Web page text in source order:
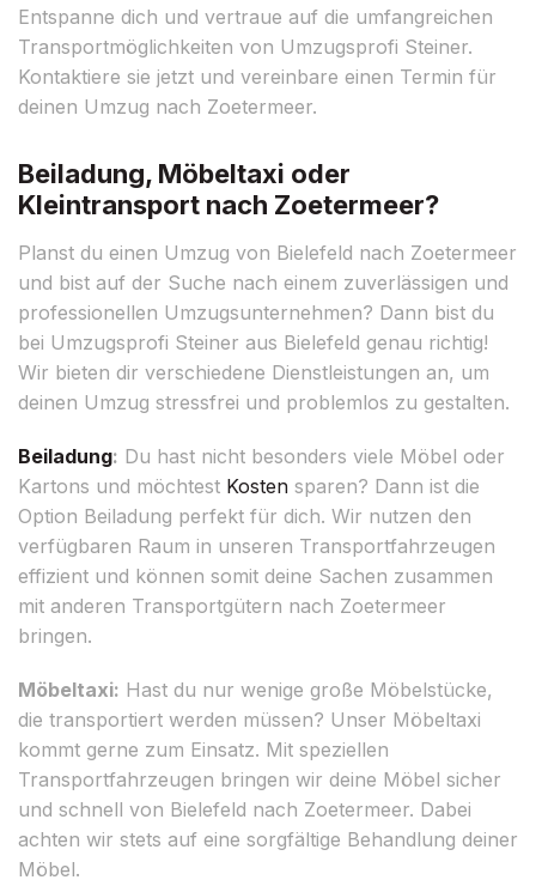
Entspanne dich und vertraue auf die umfangreichen
Transportmöglichkeiten von Umzugsprofi Steiner.
Kontaktiere sie jetzt und vereinbare einen Termin für
deinen Umzug nach Zoetermeer.
Beiladung, Möbeltaxi oder
Kleintransport nach Zoetermeer?
Planst du einen Umzug von Bielefeld nach Zoetermeer
und bist auf der Suche nach einem zuverlässigen und
professionellen Umzugsunternehmen? Dann bist du
bei Umzugsprofi Steiner aus Bielefeld genau richtig!
Wir bieten dir verschiedene Dienstleistungen an, um
deinen Umzug stressfrei und problemlos zu gestalten.
Beiladung: Du hast nicht besonders viele Möbel oder
Kartons und möchtest Kosten sparen? Dann ist die
Option Beiladung perfekt für dich. Wir nutzen den
verfügbaren Raum in unseren Transportfahrzeugen
effizient und können somit deine Sachen zusammen
mit anderen Transportgütern nach Zoetermeer
bringen.
Möbeltaxi: Hast du nur wenige große Möbelstücke,
die transportiert werden müssen? Unser Möbeltaxi
kommt gerne zum Einsatz. Mit speziellen
Transportfahrzeugen bringen wir deine Möbel sicher
und schnell von Bielefeld nach Zoetermeer. Dabei
achten wir stets auf eine sorgfältige Behandlung deiner
Möbel.